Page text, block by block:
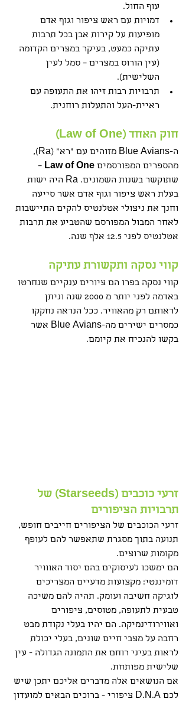
עוף החול.
דמויות עם ראש ציפור וגוף אדם
מופיעות על קירות אבן בכל תרבות
עתיקה כמעט, בעיקר במצרים הקדומה
(עין הורוס במצרים – סמל לעין
השלישית).
תרבויות רבות זיהו את התעופה עם
ראיית-העל והתעלות רוחנית.
חוק האחד (Law of One)
ה‑Blue Avians מזוהים עם "רא" (Ra),
מהספרים המפורסמים Law of One
–
שתוקשר בשנות השמונים. Ra היה ישות
בעלת ראש ציפור וגוף אדם אשר סייעה
וחנך את ניצולי אטלנטיס להקים התיישבות
לאחר המבול המפורסם שהטביע את תרבות
אטלנטיס לפני 12.5 אלף שנה.
קווי נסקה ותקשורת עתיקה
קווי נסקה בפרו הם ציורים ענקיים שנחרטו
באדמה לפני יותר מ 2000 שנה וניתן
לראותם רק מהאוויר. ככל הנראה נחקקו
כמסרים ישירים מה‑Blue Avians אשר
בקשו להנכיח את קיומם.
זרעי כוכבים (Starseeds) של
תרבויות הציפורים
זרעי הכוכבים של הציפורים חייבים חופש,
תנועה בתוך מסגרת שתאפשר להם לעופף
מקומות שרוצים.
הם ימשכו לעיסוקים בהם יסוד האווויר
דומיננטי: מקצועות מדעיים המצריכים
לוגיקה חשיבה ועומק. תהיה להם משיכה
טבעית לתעופה, מטוסים, ציפורים
ואווירודינמיקה. הם יהיו בעלי נקודת מבט
רחבה על מצבי חיים שונים, בעלי יכולת
לראות בעיני רוחם את התמונה הגדולה - עין
שלישית מפותחת.
אם הנושאים אלה מדברים אליכם יתכן שיש
לכם D.N.A ציפורי - ברוכים הבאים למועדון